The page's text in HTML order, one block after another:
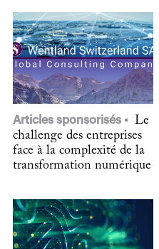
Articles sponsorisés
Le
challenge des entreprises
face à la complexité de la
transformation numérique